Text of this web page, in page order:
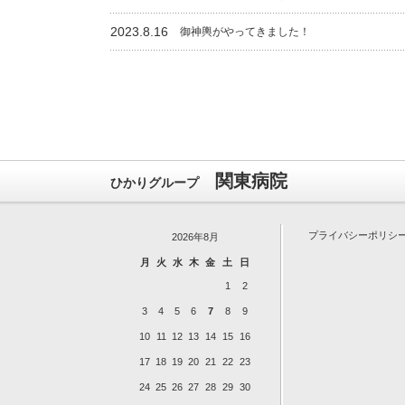
2023.8.16 御神輿がやってきました！
ひかりグループ 関東病院
2026年8月
月 火 水 木 金 土 日
1 2
3 4 5 6 7 8 9
10 11 12 13 14 15 16
17 18 19 20 21 22 23
24 25 26 27 28 29 30
プライバシーポリシ